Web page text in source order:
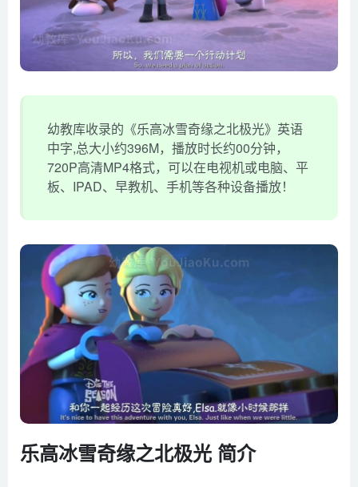
幼教库收录的《乐高冰雪奇缘之北极光》英语
中字,总大小约396M，播放时长约00分钟，
720P高清MP4格式，可以在电视机或电脑、平
板、IPAD、早教机、手机等各种设备播放！
乐高冰雪奇缘之北极光 简介